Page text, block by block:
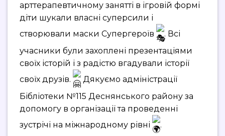
арттерапевтичному занятті в ігровій формі
діти шукали власні суперсили і
створювали маски Супергероїв
. Всі
учасники були захоплені презентаціями
своїх історій і з радістю вгадували історії
своїх друзів.
Дякуємо адміністрації
Бібліотеки №115 Деснянського району за
допомогу в організації та проведенні
зустрічі на міжнародному рівні
.